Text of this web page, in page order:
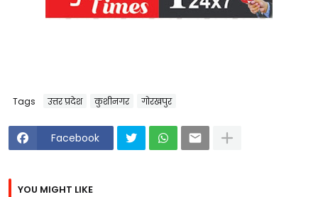
Tags उत्तर प्रदेश कुशीनगर गोरखपुर
Facebook
YOU MIGHT LIKE